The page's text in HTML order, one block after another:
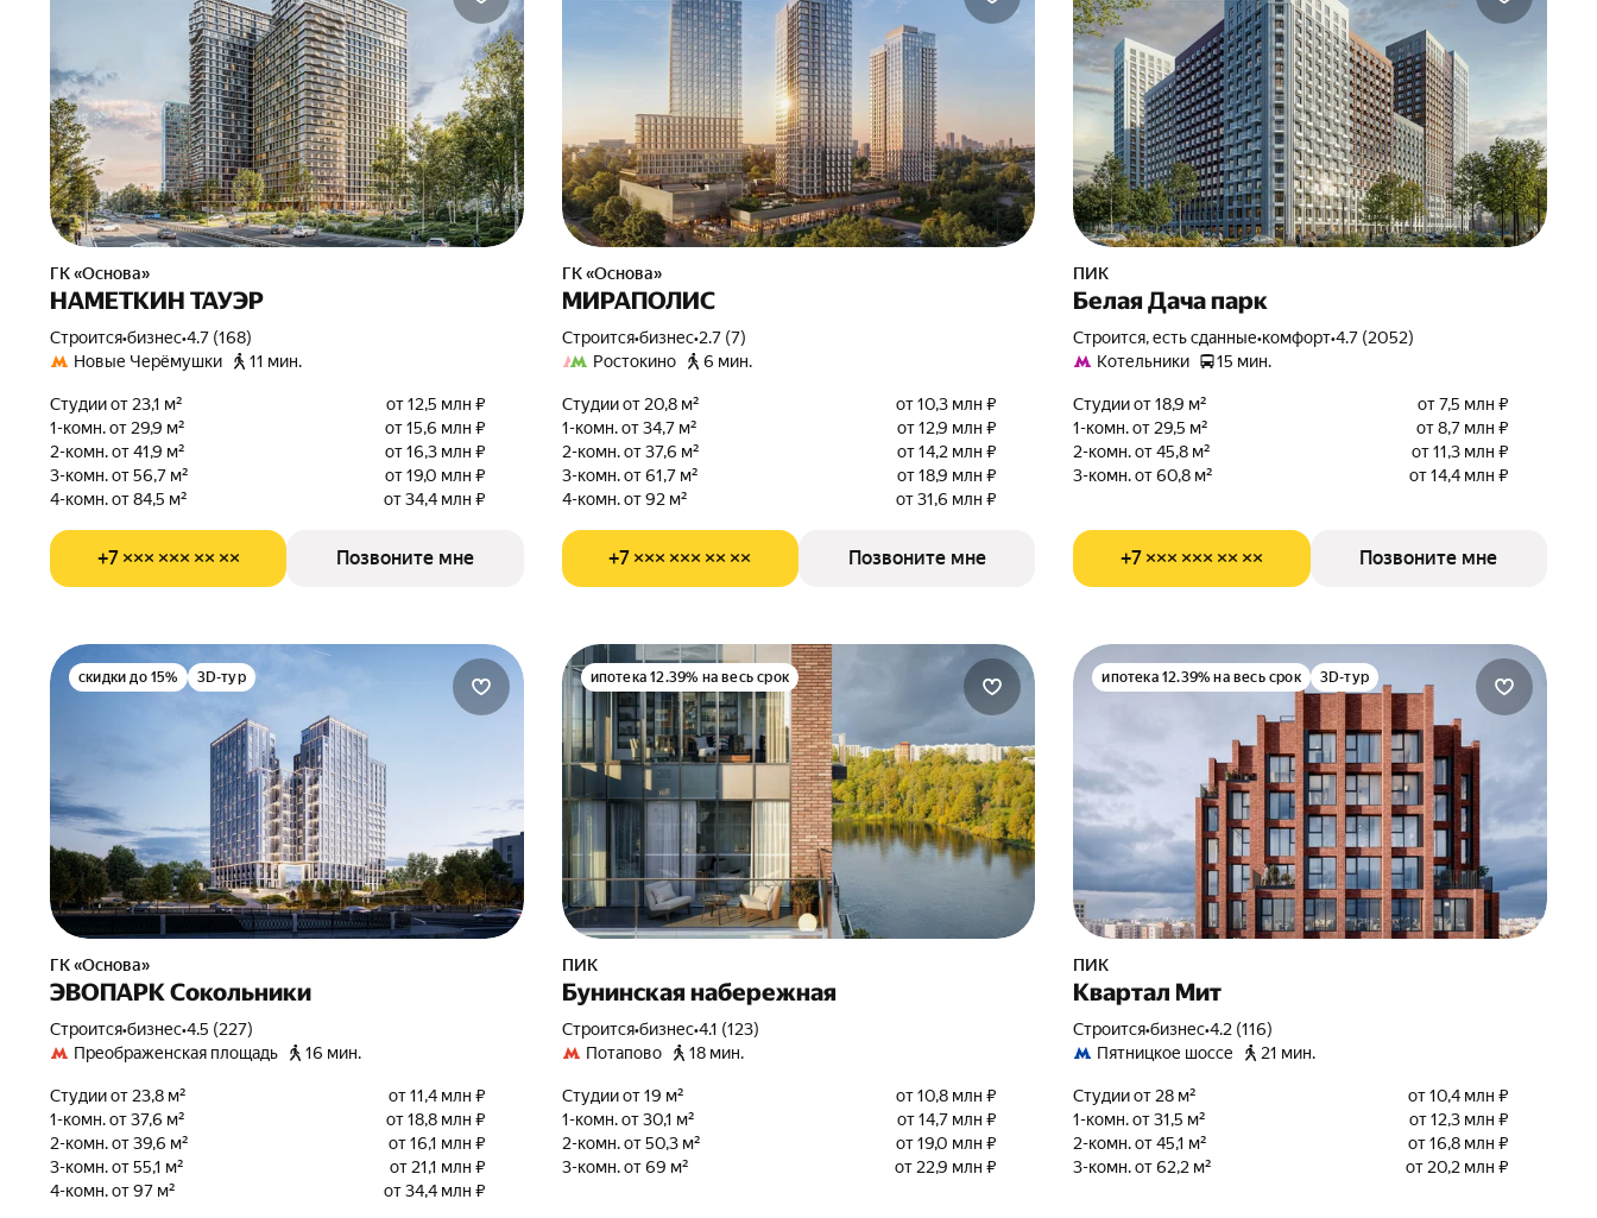
ГК «Основа»
НАМЕТКИН ТАУЭР
Строится•бизнес•4.7 (168)
Новые Черёмушки
11 мин.
Студии от 23,1 м²
от 12,5 млн ₽
1-комн. от 29,9 м²
от 15,6 млн ₽
2-комн. от 41,9 м²
от 16,3 млн ₽
3-комн. от 56,7 м²
от 19,0 млн ₽
4-комн. от 84,5 м²
от 34,4 млн ₽
+7 ××× ××× ×× ×× Позвоните мне
ГК «Основа»
МИРАПОЛИС
Строится•бизнес•2.7 (7)
Ростокино
6 мин.
Студии от 20,8 м²
от 10,3 млн ₽
1-комн. от 34,7 м²
от 12,9 млн ₽
2-комн. от 37,6 м²
от 14,2 млн ₽
3-комн. от 61,7 м²
от 18,9 млн ₽
4-комн. от 92 м²
от 31,6 млн ₽
+7 ××× ××× ×× ×× Позвоните мне
ПИК
Белая Дача парк
Строится, есть сданные•комфорт•4.7 (2052)
Котельники
15 мин.
Студии от 18,9 м²
от 7,5 млн ₽
1-комн. от 29,5 м²
от 8,7 млн ₽
2-комн. от 45,8 м²
от 11,3 млн ₽
3-комн. от 60,8 м²
от 14,4 млн ₽
+7 ××× ××× ×× ×× Позвоните мне
скидки до 15% 3D-тур
ГК «Основа»
ЭВОПАРК Сокольники
Строится•бизнес•4.5 (227)
Преображенская площадь
16 мин.
Студии от 23,8 м²
от 11,4 млн ₽
1-комн. от 37,6 м²
от 18,8 млн ₽
2-комн. от 39,6 м²
от 16,1 млн ₽
3-комн. от 55,1 м²
от 21,1 млн ₽
4-комн. от 97 м²
от 34,4 млн ₽
ипотека 12.39% на весь срок
ПИК
Бунинская набережная
Строится•бизнес•4.1 (123)
Потапово
18 мин.
Студии от 19 м²
от 10,8 млн ₽
1-комн. от 30,1 м²
от 14,7 млн ₽
2-комн. от 50,3 м²
от 19,0 млн ₽
3-комн. от 69 м²
от 22,9 млн ₽
ипотека 12.39% на весь срок 3D-тур
ПИК
Квартал Мит
Строится•бизнес•4.2 (116)
Пятницкое шоссе
21 мин.
Студии от 28 м²
от 10,4 млн ₽
1-комн. от 31,5 м²
от 12,3 млн ₽
2-комн. от 45,1 м²
от 16,8 млн ₽
3-комн. от 62,2 м²
от 20,2 млн ₽